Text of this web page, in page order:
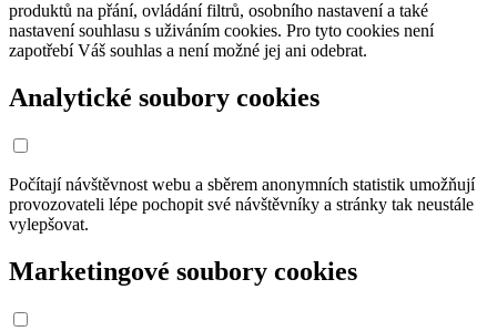
produktů na přání, ovládání filtrů, osobního nastavení a také
nastavení souhlasu s uživáním cookies. Pro tyto cookies není
zapotřebí Váš souhlas a není možné jej ani odebrat.
Analytické soubory cookies
Počítají návštěvnost webu a sběrem anonymních statistik umožňují
provozovateli lépe pochopit své návštěvníky a stránky tak neustále
vylepšovat.
Marketingové soubory cookies